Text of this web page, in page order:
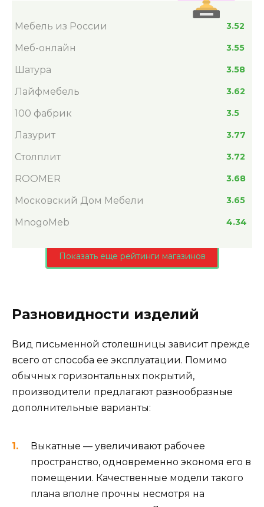
Мебель из России 3.52
Меб-онлайн 3.55
Шатура 3.58
Лайфмебель 3.62
100 фабрик 3.5
Лазурит 3.77
Столплит 3.72
ROOMER 3.68
Московский Дом Мебели 3.65
MnogoMeb 4.34
Показать еще рейтинги магазинов
Разновидности изделий
Вид письменной столешницы зависит прежде
всего от способа ее эксплуатации. Помимо
обычных горизонтальных покрытий,
производители предлагают разнообразные
дополнительные варианты:
Выкатные — увеличивают рабочее
пространство, одновременно экономя его в
помещении. Качественные модели такого
плана вполне прочны несмотря на